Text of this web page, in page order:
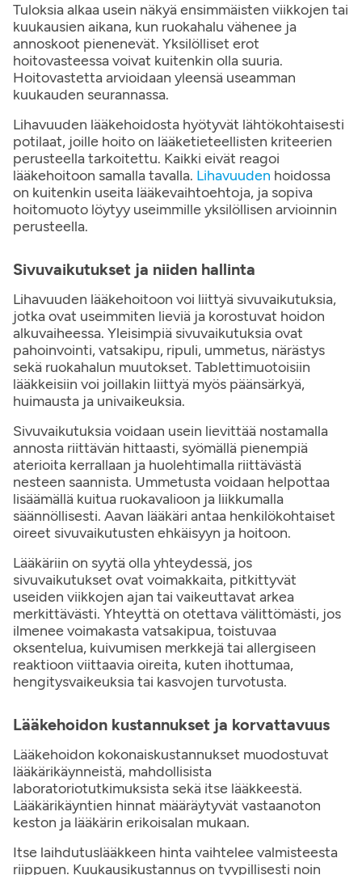
Tuloksia alkaa usein näkyä ensimmäisten viikkojen tai
kuukausien aikana, kun ruokahalu vähenee ja
annoskoot pienenevät. Yksilölliset erot
hoitovasteessa voivat kuitenkin olla suuria.
Hoitovastetta arvioidaan yleensä useamman
kuukauden seurannassa.
Lihavuuden lääkehoidosta hyötyvät lähtökohtaisesti
potilaat, joille hoito on lääketieteellisten kriteerien
perusteella tarkoitettu. Kaikki eivät reagoi
lääkehoitoon samalla tavalla. Lihavuuden hoidossa
on kuitenkin useita lääkevaihtoehtoja, ja sopiva
hoitomuoto löytyy useimmille yksilöllisen arvioinnin
perusteella.
Sivuvaikutukset ja niiden hallinta
Lihavuuden lääkehoitoon voi liittyä sivuvaikutuksia,
jotka ovat useimmiten lieviä ja korostuvat hoidon
alkuvaiheessa. Yleisimpiä sivuvaikutuksia ovat
pahoinvointi, vatsakipu, ripuli, ummetus, närästys
sekä ruokahalun muutokset. Tablettimuotoisiin
lääkkeisiin voi joillakin liittyä myös päänsärkyä,
huimausta ja univaikeuksia.
Sivuvaikutuksia voidaan usein lievittää nostamalla
annosta riittävän hittaasti, syömällä pienempiä
aterioita kerrallaan ja huolehtimalla riittävästä
nesteen saannista. Ummetusta voidaan helpottaa
lisäämällä kuitua ruokavalioon ja liikkumalla
säännöllisesti. Aavan lääkäri antaa henkilökohtaiset
oireet sivuvaikutusten ehkäisyyn ja hoitoon.
Lääkäriin on syytä olla yhteydessä, jos
sivuvaikutukset ovat voimakkaita, pitkittyvät
useiden viikkojen ajan tai vaikeuttavat arkea
merkittävästi. Yhteyttä on otettava välittömästi, jos
ilmenee voimakasta vatsakipua, toistuvaa
oksentelua, kuivumisen merkkejä tai allergiseen
reaktioon viittaavia oireita, kuten ihottumaa,
hengitysvaikeuksia tai kasvojen turvotusta.
Lääkehoidon kustannukset ja korvattavuus
Lääkehoidon kokonaiskustannukset muodostuvat
lääkärikäynneistä, mahdollisista
laboratoriotutkimuksista sekä itse lääkkeestä.
Lääkärikäyntien hinnat määräytyvät vastaanoton
keston ja lääkärin erikoisalan mukaan.
Itse laihdutuslääkkeen hinta vaihtelee valmisteesta
riippuen. Kuukausikustannus on tyypillisesti noin